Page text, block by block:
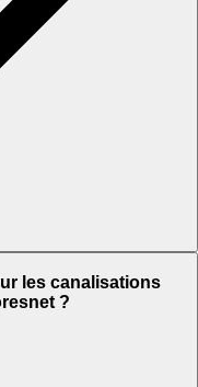
les canalisations
?